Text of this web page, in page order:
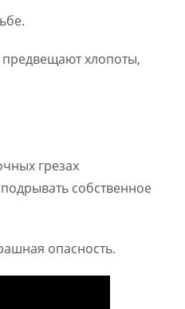
хлопоты,
грезах
собственное
опасность.